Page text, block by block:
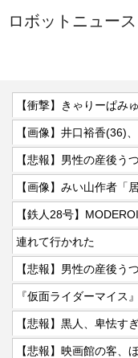
ロボットニュース
【衝撃】きゃりーぱ
【画像】井口裕香(36)
【悲報】男性の産後う
連れて行かれた
【悲報】男性の産後う
【悲報】黒人、卑怯す
【悲報】映画館の客、